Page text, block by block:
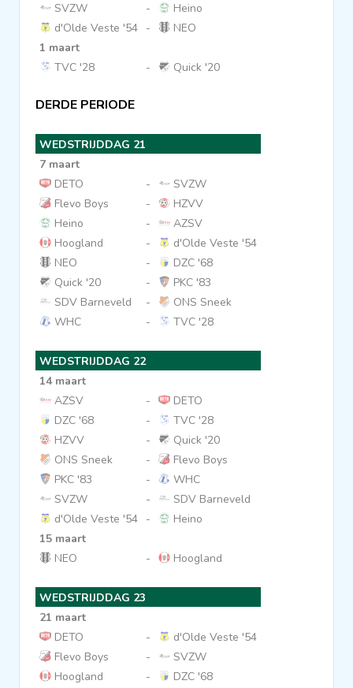
SVZW
-
Heino
d'Olde Veste '54 -
NEO
1 maart
TVC '28
- Quick '20
DERDE PERIODE
WEDSTRIJDDAG 21
7 maart
DETO
-
SVZW
Flevo Boys
-
HZVV
Heino
-
AZSV
Hoogland
-
d'Olde Veste '54
NEO
-
DZC '68
Quick '20
-
PKC '83
SDV Barneveld
-
ONS Sneek
WHC
- TVC '28
WEDSTRIJDDAG 22
14 maart
AZSV
-
DETO
DZC '68
-
TVC '28
HZVV
-
Quick '20
ONS Sneek
-
Flevo Boys
PKC '83
-
WHC
SVZW
-
SDV Barneveld
d'Olde Veste '54 -
Heino
15 maart
NEO
- Hoogland
WEDSTRIJDDAG 23
21 maart
DETO
-
d'Olde Veste '54
Flevo Boys
-
SVZW
Hoogland
-
DZC '68